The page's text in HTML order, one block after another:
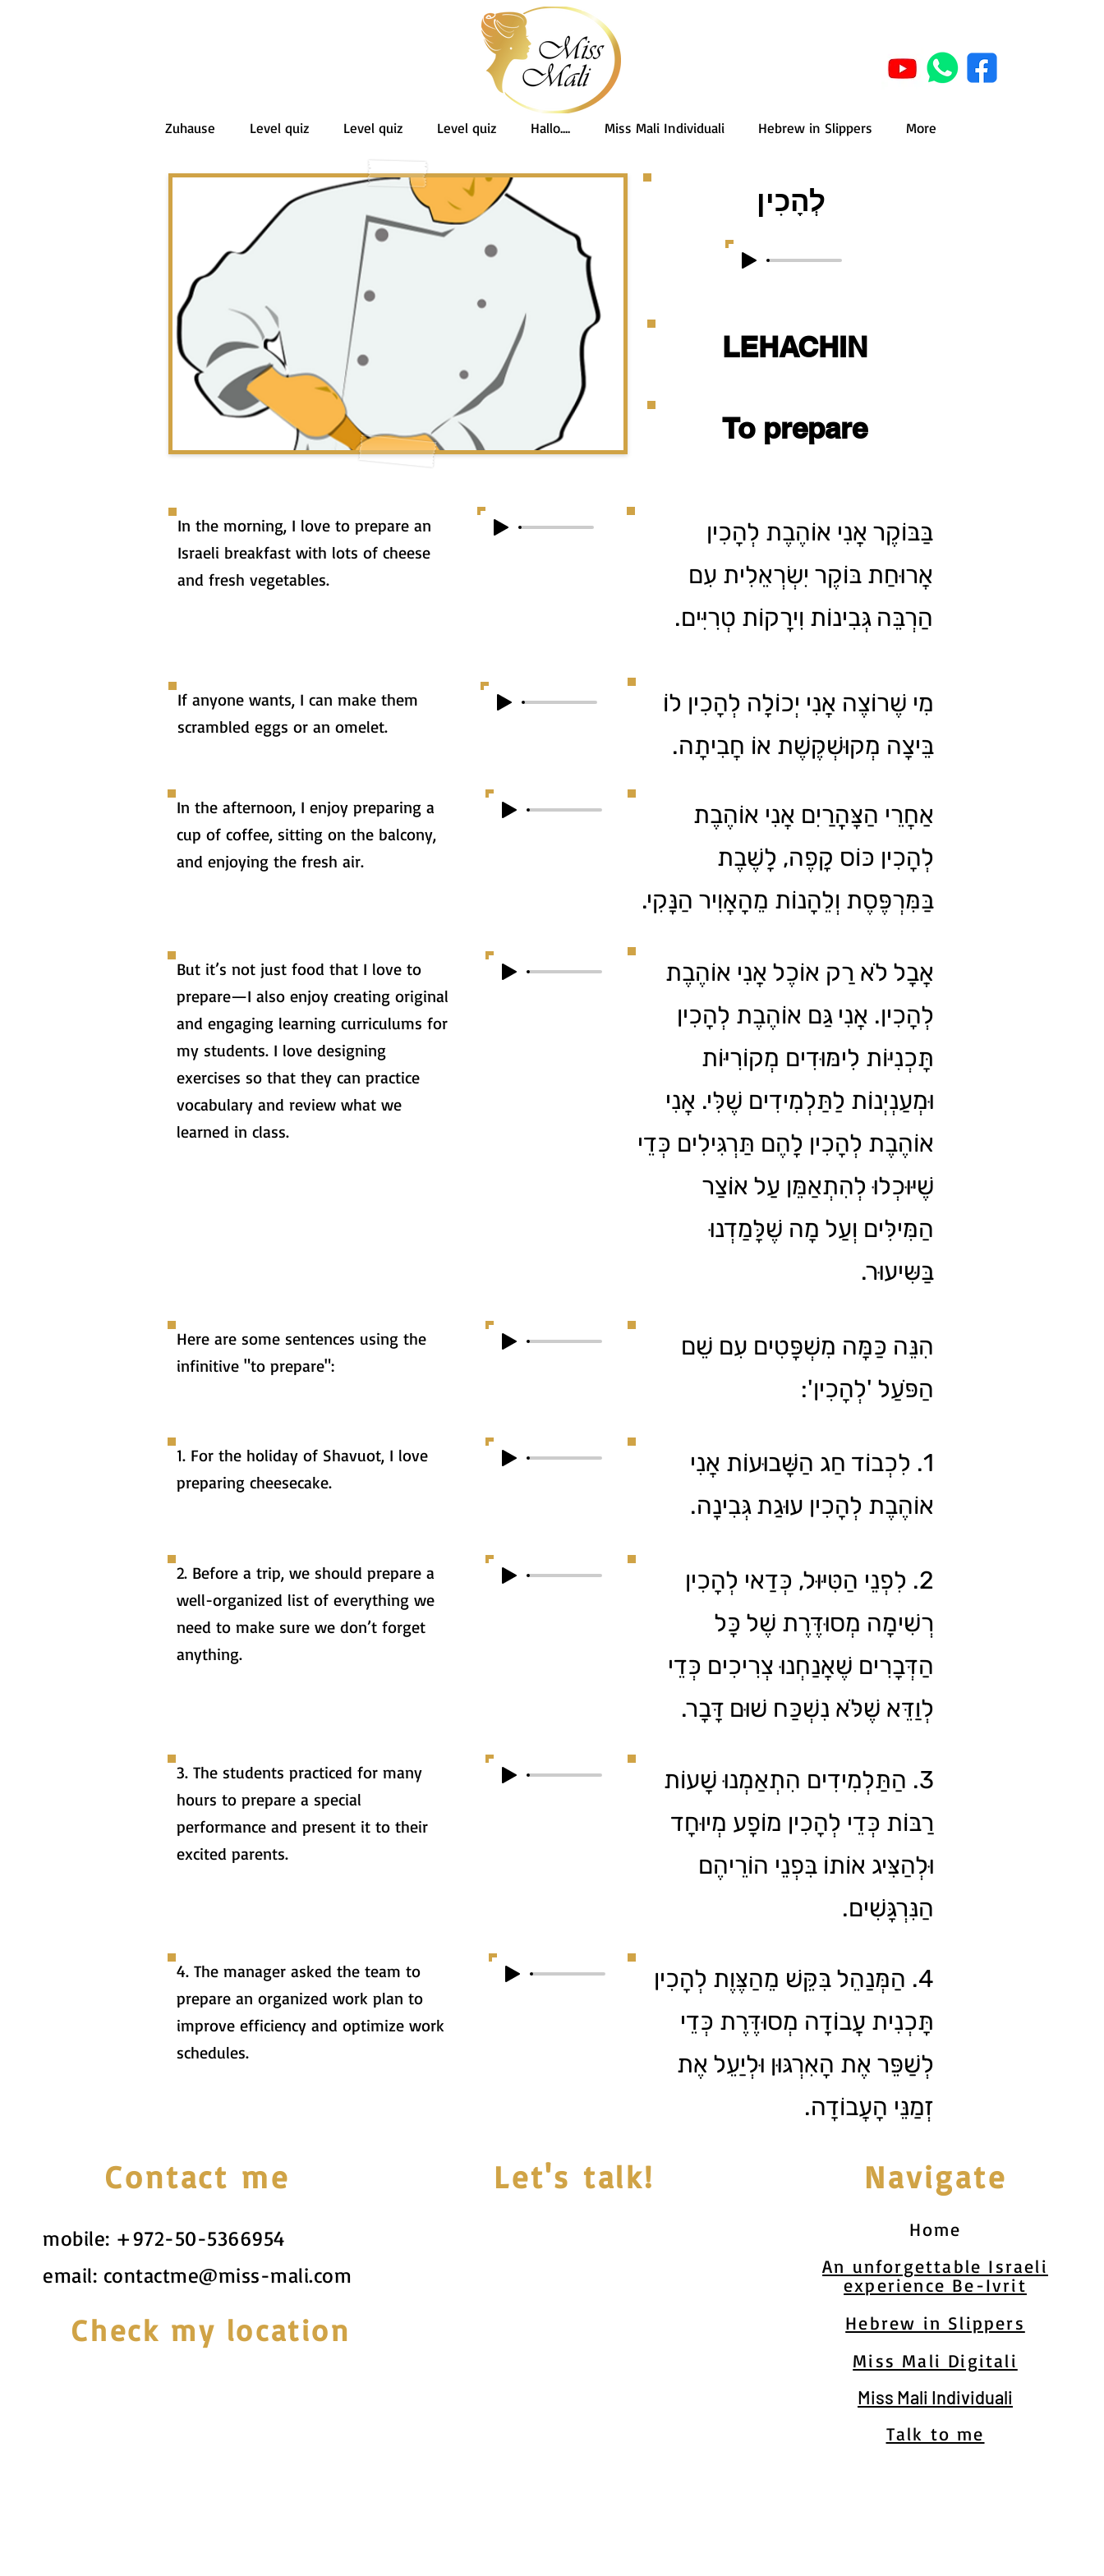
Zuhause Level quiz Level quiz Level quiz Hallo.... Miss Mali Individuali Hebrew in Slippers More
לְהָכִין
LEHACHIN
To prepare
In the morning, I love to prepare an
Israeli breakfast with lots of cheese
and fresh vegetables.
בַּבּוֹקֶר אֲנִי אוֹהֶבֶת לְהָכִין
אֲרוּחַת בּוֹקֶר יִשְׂרְאֵלִית עִם
הַרְבֵּה גְּבִינוֹת וִירָקוֹת טְרִיִּים.
If anyone wants, I can make them
scrambled eggs or an omelet.
מִי שֶׁרוֹצֶה אֲנִי יְכוֹלָה לְהָכִין לוֹ
בֵּיצָה מְקוּשְׁקֶשֶׁת אוֹ חֲבִיתָה.
In the afternoon, I enjoy preparing a
cup of coffee, sitting on the balcony,
and enjoying the fresh air.
אַחֲרֵי הַצָּהֳרַיִם אֲנִי אוֹהֶבֶת
לְהָכִין כּוֹס קָפֶה, לָשֶׁבֶת
בַּמִּרְפֶּסֶת וְלֵהָנוֹת מֵהָאֲוִיר הַנָּקִי.
But it’s not just food that I love to
prepare—I also enjoy creating original
and engaging learning curriculums for
my students. I love designing
exercises so that they can practice
vocabulary and review what we
learned in class.
אֲבָל לֹא רַק אוֹכֶל אֲנִי אוֹהֶבֶת
לְהָכִין. אֲנִי גַּם אוֹהֶבֶת לְהָכִין
תָּכְנִיּוֹת לִימּוּדִים מְקוֹרִיּוֹת
וּמְעַנְיְנוֹת לַתַּלְמִידִים שֶׁלִּי. אֲנִי
אוֹהֶבֶת לְהָכִין לָהֶם תַּרְגִּילִים כְּדֵי
שֶׁיּוּכְלוּ לְהִתְאַמֵּן עַל אוֹצַר
הַמִּילִּים וְעַל מָה שֶׁלָּמַדְנוּ
בַּשִּיעוּר.
Here are some sentences using the
infinitive "to prepare":
הִנֵּה כַּמָּה מִשְׁפָּטִים עִם שֵׁם
הַפֹּעַל 'לְהָכִין':
1. For the holiday of Shavuot, I love
preparing cheesecake.
1. לִכְבוֹד חַג הַשָּׁבוּעוֹת אֲנִי
אוֹהֶבֶת לְהָכִין עוּגַת גְּבִינָה.
2. Before a trip, we should prepare a
well-organized list of everything we
need to make sure we don’t forget
anything.
2. לִפְנֵי הַטִּיּוּל, כְּדַאי לְהָכִין
רְשִׁימָה מְסוּדֶּרֶת שֶׁל כָּל
הַדְּבָרִים שֶׁאֲנַחְנוּ צְרִיכִים כְּדֵי
לְוַדֵּא שֶׁלֹּא נִשְׁכַּח שׁוּם דָּבָר.
3. The students practiced for many
hours to prepare a special
performance and present it to their
excited parents.
3. הַתַּלְמִידִים הִתְאַמְנוּ שָׁעוֹת
רַבּוֹת כְּדֵי לְהָכִין מוֹפָע מְיוּחָד
וּלְהַצִּיג אוֹתוֹ בִּפְנֵי הוֹרֵיהֶם
הַנִּרְגָּשִׁים.
4. The manager asked the team to
prepare an organized work plan to
improve efficiency and optimize work
schedules.
4. הַמְּנַהֵל בִּקֵּשׁ מֵהַצֶּוֶת לְהָכִין
תָּכְנִית עֲבוֹדָה מְסוּדֶּרֶת כְּדֵי
לְשַׁפֵּר אֶת הָאִרְגּוּן וּלְיַעֵל אֶת
זְמַנֵּי הָעֲבוֹדָה.
Contact me
mobile: +972-50-5366954
email: contactme@miss-mali.com
Check my location
Let's talk! Navigate
Home
An unforgettable Israeli
experience Be-Ivrit
Hebrew in Slippers
Miss Mali Digitali
Miss Mali Individuali
Talk to me